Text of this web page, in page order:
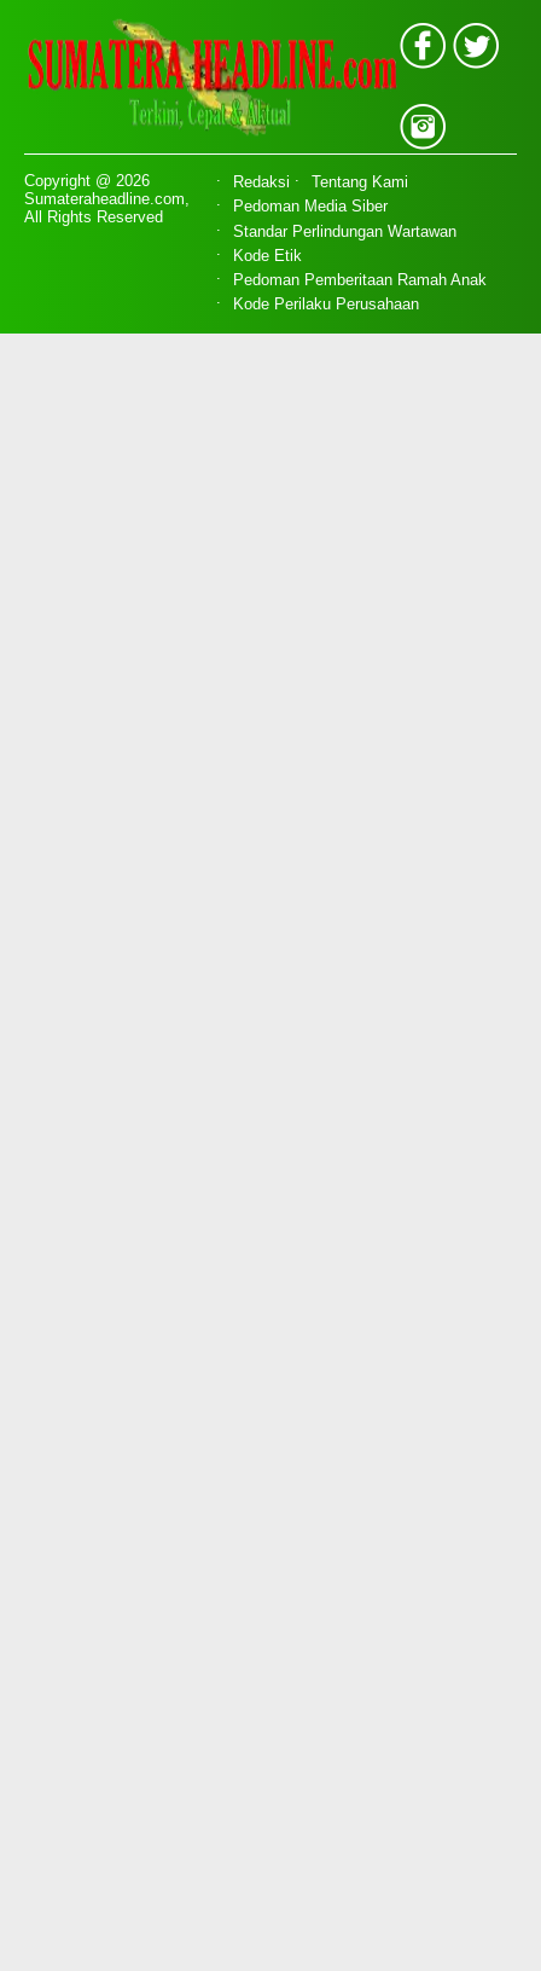
Copyright @ 2026
Sumateraheadline.com,
All Rights Reserved
Redaksi
Tentang Kami
Pedoman Media Siber
Standar Perlindungan Wartawan
Kode Etik
Pedoman Pemberitaan Ramah Anak
Kode Perilaku Perusahaan